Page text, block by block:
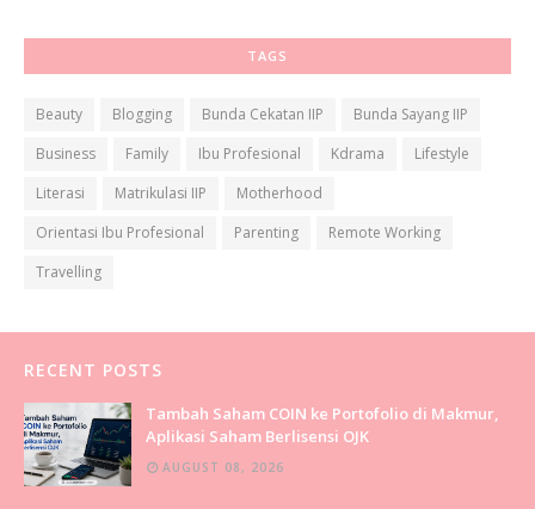
TAGS
Beauty Blogging Bunda Cekatan IIP
Bunda Sayang IIP
Business
Family Ibu Profesional Kdrama
Lifestyle
Literasi
Matrikulasi IIP
Motherhood
Orientasi Ibu Profesional
Parenting
Remote Working
Travelling
RECENT POSTS
Tambah Saham COIN ke Portofolio di Makmur,
Aplikasi Saham Berlisensi OJK
AUGUST 08, 2026